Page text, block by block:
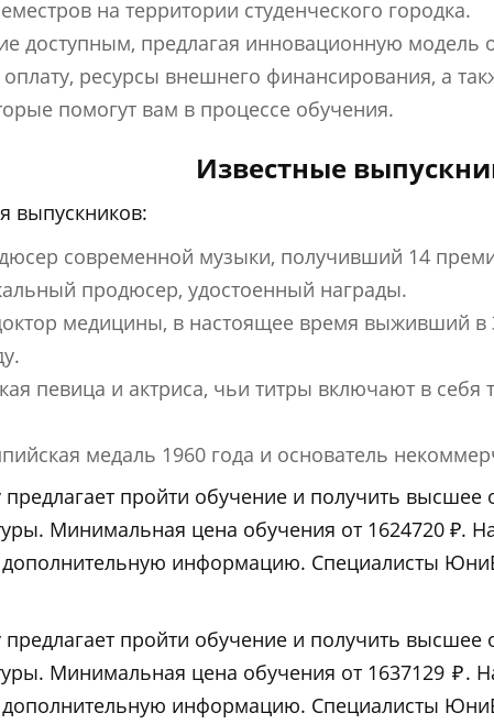
на территории студенческого городка.
доступным, предлагая инновационную
ресурсы внешнего финансирования, а
помогут вам в процессе обучения.
Известные
выпускников:
современной музыки, получивший 14
продюсер, удостоенный награды.
медицины, в настоящее время выживший
певица и актриса, чьи титры включают в
медаль 1960 года и основатель
пройти обучение и получить
Минимальная цена обучения от 1624720 ₽.
дополнительную информацию. Специалисты
пройти обучение и получить
Минимальная цена обучения от 1637129 ₽.
дополнительную информацию. Специалисты